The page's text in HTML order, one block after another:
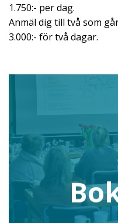
1.750:- per dag.
Anmäl dig till två som
3.000:- för två dagar.